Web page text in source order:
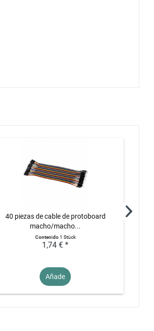
40 piezas de cable de protoboard
macho/macho...
Contenido1 Stück
1,74 € *
Añade